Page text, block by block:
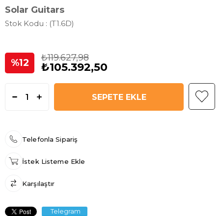
Solar Guitars
Stok Kodu (T1.6D)
12 ₺119.627,98
₺105.392,50
Telefonla Sipariş
İstek Listeme Ekle
Karşılaştır
Telegram